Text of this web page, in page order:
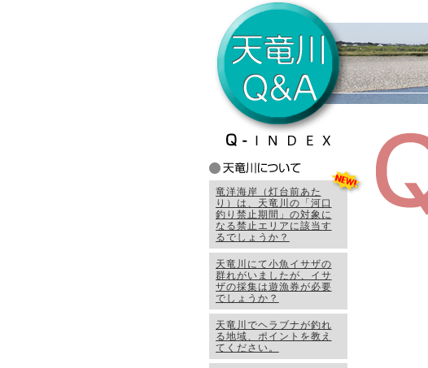
竜洋海岸（灯台前あた
り）は、天竜川の「河口
釣り禁止期間」の対象に
なる禁止エリアに該当す
るでしょうか？
天竜川にて小魚イサザの
群れがいましたが、イサ
ザの採集は遊漁券が必要
でしょうか？
天竜川でヘラブナが釣れ
る地域、ポイントを教え
てください。